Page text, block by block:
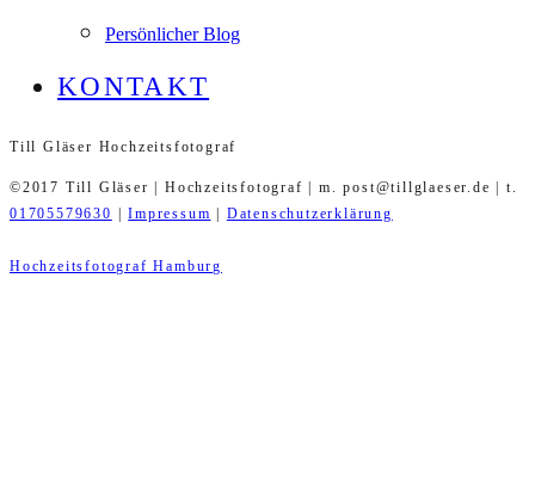
Persönlicher Blog
KONTAKT
Till Gläser Hochzeitsfotograf
©2017 Till Gläser | Hochzeitsfotograf | m. post@tillglaeser.de | t.
01705579630
|Impressum Datenschutzerklärung
Hochzeitsfotograf Hamburg